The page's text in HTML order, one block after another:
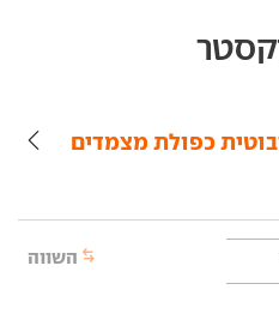
בוקסטר‏ 4.0 רובוטית כפולת מצמדים
השווה